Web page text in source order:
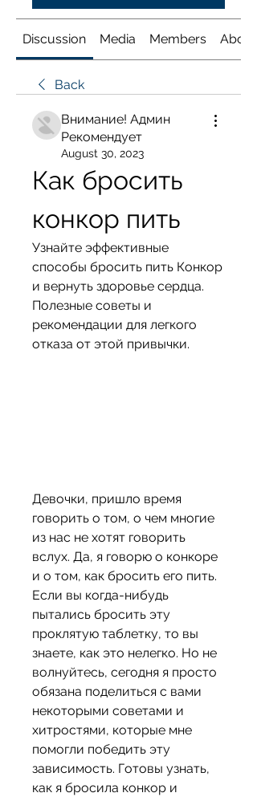
Discussion Media Members About
Back
Внимание! Админ
Рекомендует
August 30, 2023
Как бросить
конкор пить
Узнайте эффективные
способы бросить пить Конкор
и вернуть здоровье сердца.
Полезные советы и
рекомендации для легкого
отказа от этой привычки.
Девочки, пришло время
говорить о том, о чем многие
из нас не хотят говорить
вслух. Да, я говорю о конкоре
и о том, как бросить его пить.
Если вы когда-нибудь
пытались бросить эту
проклятую таблетку, то вы
знаете, как это нелегко. Но не
волнуйтесь, сегодня я просто
обязана поделиться с вами
некоторыми советами и
хитростями, которые мне
помогли победить эту
зависимость. Готовы узнать,
как я бросила конкор и